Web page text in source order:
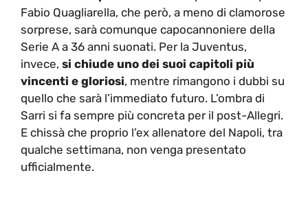
Fabio Quagliarella, che però, a meno di clamorose
sorprese, sarà comunque capocannoniere della
Serie A a 36 anni suonati. Per la Juventus,
invece, si chiude uno dei suoi capitoli più
vincenti e gloriosi, mentre rimangono i dubbi su
quello che sarà l’immediato futuro. L’ombra di
Sarri si fa sempre più concreta per il post-Allegri.
E chissà che proprio l’ex allenatore del Napoli, tra
qualche settimana, non venga presentato
ufficialmente.